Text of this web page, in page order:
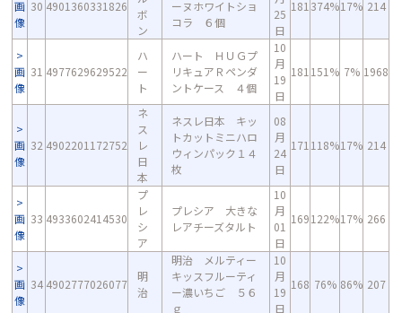
画
像
30 4901360331826
ボ
ン
ーヌホワイトショ
コラ ６個
25
日
181 374%17% 214
画
像
31 4977629629522
ハ
ー
ト
ハート ＨＵＧプ
リキュアＲペンダ
ントケース ４個
10
月
19
日
181 151% 7% 1968
画
像
32 4902201172752
ネ
ス
レ
日
本
ネスレ日本 キッ
トカットミニハロ
ウィンパック１４
枚
08
月
24
日
171 118%17% 214
画
像
33 4933602414530
プ
レ
シ
ア
プレシア 大きな
レアチーズタルト
10
月
01
日
169122%17% 266
画
像
34 4902777026077
明
治
明治 メルティー
キッスフルーティ
ー濃いちご ５６
ｇ
10
月
19
日
168 76% 86% 207